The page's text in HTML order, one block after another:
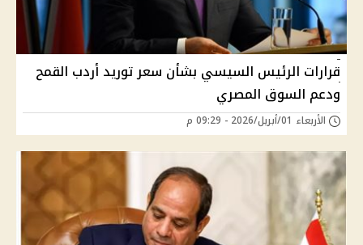
قرارات الرئيس السيسي بشأن سعر توريد أردب القمح
ودعم السوق المصري
الأربعاء 01/أبريل/2026 - 09:29 م